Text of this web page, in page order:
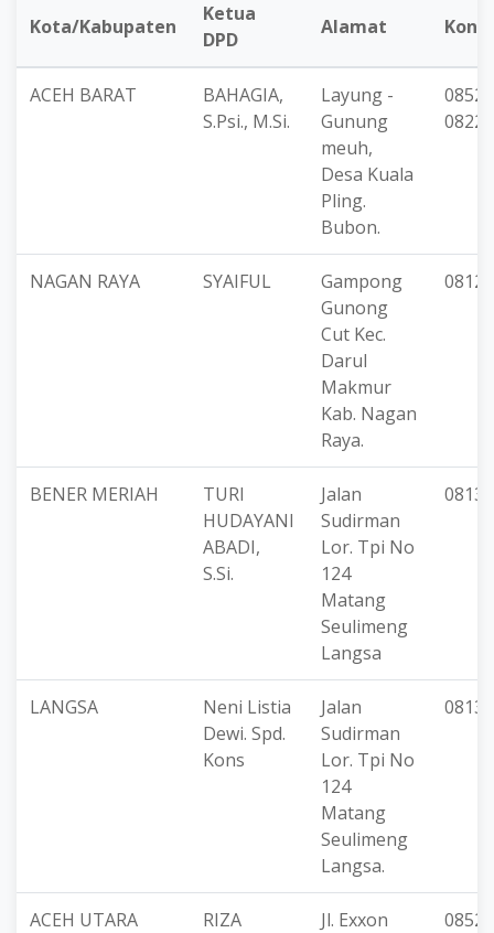
Kota/Kabupaten
Ketua
DPD
Alamat
ACEH BARAT
BAHAGIA,
S.Psi., M.Si.
Layung -
Gunung
meuh,
Desa Kuala
Pling.
Bubon.
NAGAN RAYA SYAIFUL
Gampong
Gunong
Cut Kec.
Darul
Makmur
Kab. Nagan
Raya.
BENER MERIAH
TURI
HUDAYANI
ABADI,
S.Si.
Jalan
Sudirman
Lor. Tpi No
124
Matang
Seulimeng
Langsa
LANGSA
Neni Listia
Dewi. Spd.
Kons
Jalan
Sudirman
Lor. Tpi No
124
Matang
Seulimeng
Langsa.
ACEH UTARA
RIZA
Jl. Exxon